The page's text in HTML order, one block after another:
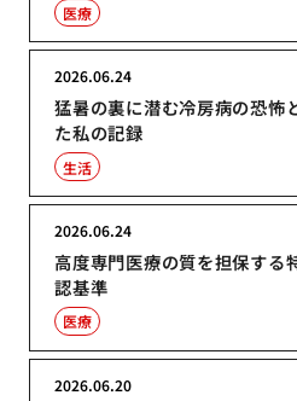
医療
猛暑の裏に潜む冷房病の恐怖
た私の記録
2026.06.24
生活
高度専門医療の質を担保する
認基準
2026.06.24
医療
2026.06.20